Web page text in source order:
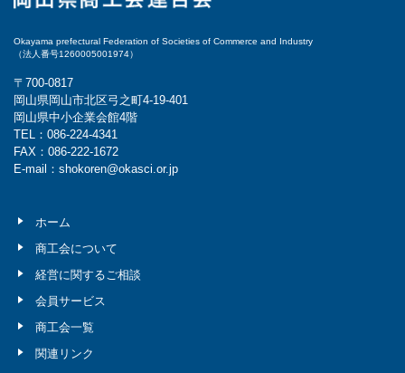
Okayama prefectural Federation of Societies of Commerce and Industry
（法人番号1260005001974）
〒700-0817
岡山県岡山市北区弓之町4-19-401
岡山県中小企業会館4階
TEL：086-224-4341
FAX：086-222-1672
E-mail：shokoren@okasci.or.jp
ホーム
商工会について
経営に関するご相談
会員サービス
商工会一覧
関連リンク